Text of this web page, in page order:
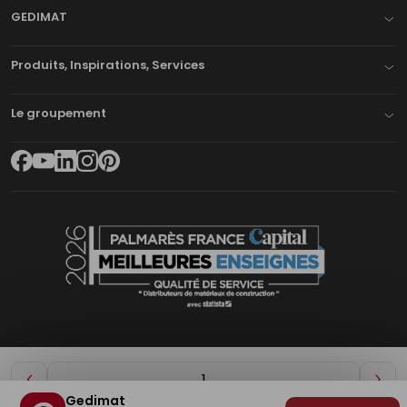
Diminuer
de de
GEDIMAT
Produits, Inspirations, Services
Le groupement
Plan du siteMentions légales Déclaration d'accessibilité
Gedimat